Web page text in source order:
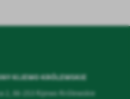
KIJEWO KRÓLEWSKIE
2, 86-253 Kijewo Królewskie